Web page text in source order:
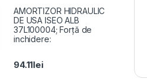
AMORTIZOR HIDRAULIC
DE USA ISEO ALB
37L100004; Forță de
inchidere:
94.11lei